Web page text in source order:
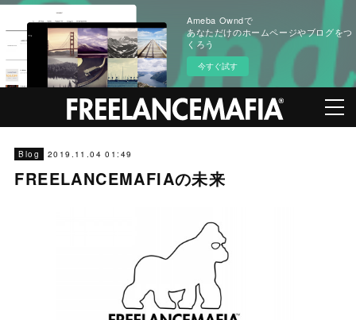
Ameba Owndで
あなただけのホームページやブログをつ
くろう
今すぐ試す
Blog 2019.11.04 01:49
FREELANCEMAFIAの未来